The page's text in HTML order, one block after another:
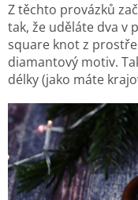
Z těchto provázků
tak, že uděláte dva v
square knot z
diamantový motiv.
délky (jako máte